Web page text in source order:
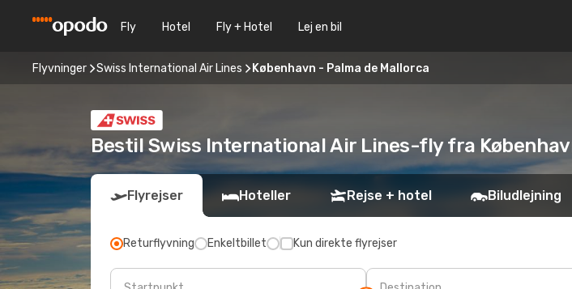
Fly Hotel Fly + Hotel Lej en bil
Flyvninger Swiss International Air Lines København - Palma de Mallorca
Bestil Swiss International Air Lines-fly fra
Flyrejser Hoteller Rejse + hotel Biludlejning
Returflyvning Enkeltbillet Kun direkte flyrejser